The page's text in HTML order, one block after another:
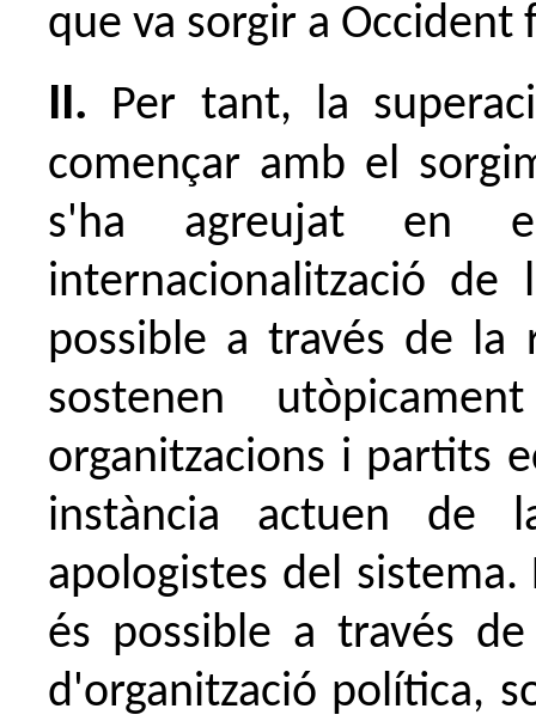
que va sorgir a Occident
II. Per tant, la
començar amb el
s'ha agreujat en
internacionalització
possible a través de la
sostenen
organitzacions i partits
instància actuen de
apologistes del
és possible a través
d'organització política,